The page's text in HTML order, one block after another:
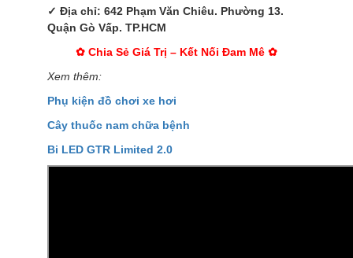
✓ Địa chỉ: 642 Phạm Văn Chiêu. Phường 13.
Quận Gò Vấp. TP.HCM
✿ Chia Sẻ Giá Trị – Kết Nối Đam Mê ✿
Xem thêm:
Phụ kiện đồ chơi xe hơi
Cây thuốc nam chữa bệnh
Bi LED GTR Limited 2.0